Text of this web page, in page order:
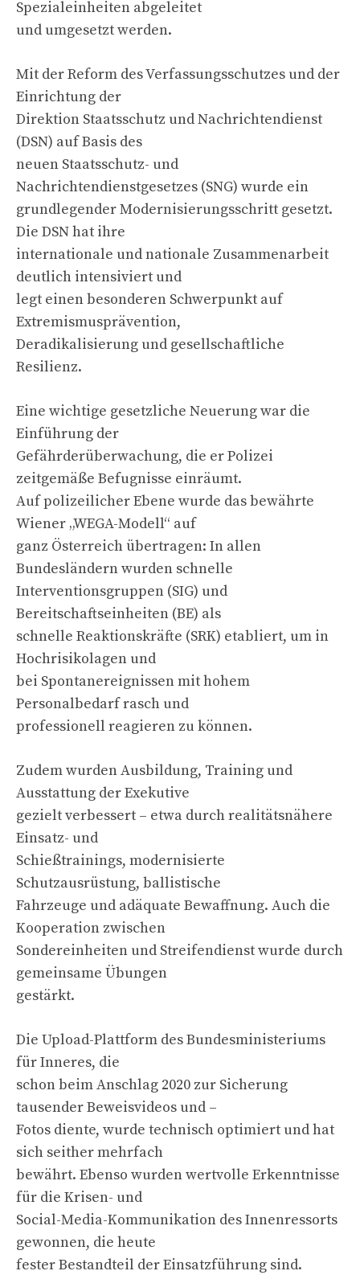
Spezialeinheiten abgeleitet
und umgesetzt werden.
Mit der Reform des Verfassungsschutzes und der
Einrichtung der
Direktion Staatsschutz und Nachrichtendienst
(DSN) auf Basis des
neuen Staatsschutz- und
Nachrichtendienstgesetzes (SNG) wurde ein
grundlegender Modernisierungsschritt gesetzt.
Die DSN hat ihre
internationale und nationale Zusammenarbeit
deutlich intensiviert und
legt einen besonderen Schwerpunkt auf
Extremismusprävention,
Deradikalisierung und gesellschaftliche
Resilienz.
Eine wichtige gesetzliche Neuerung war die
Einführung der
Gefährderüberwachung, die er Polizei
zeitgemäße Befugnisse einräumt.
Auf polizeilicher Ebene wurde das bewährte
Wiener „WEGA-Modell“ auf
ganz Österreich übertragen: In allen
Bundesländern wurden schnelle
Interventionsgruppen (SIG) und
Bereitschaftseinheiten (BE) als
schnelle Reaktionskräfte (SRK) etabliert, um in
Hochrisikolagen und
bei Spontanereignissen mit hohem
Personalbedarf rasch und
professionell reagieren zu können.
Zudem wurden Ausbildung, Training und
Ausstattung der Exekutive
gezielt verbessert – etwa durch realitätsnähere
Einsatz- und
Schießtrainings, modernisierte
Schutzausrüstung, ballistische
Fahrzeuge und adäquate Bewaffnung. Auch die
Kooperation zwischen
Sondereinheiten und Streifendienst wurde durch
gemeinsame Übungen
gestärkt.
Die Upload-Plattform des Bundesministeriums
für Inneres, die
schon beim Anschlag 2020 zur Sicherung
tausender Beweisvideos und –
Fotos diente, wurde technisch optimiert und hat
sich seither mehrfach
bewährt. Ebenso wurden wertvolle Erkenntnisse
für die Krisen- und
Social-Media-Kommunikation des Innenressorts
gewonnen, die heute
fester Bestandteil der Einsatzführung sind.